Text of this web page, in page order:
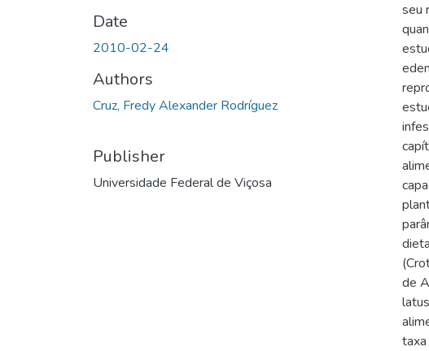
Date
2010-02-24
Authors
Cruz, Fredy Alexander Rodríguez
Publisher
Universidade Federal de Viçosa
seu
de